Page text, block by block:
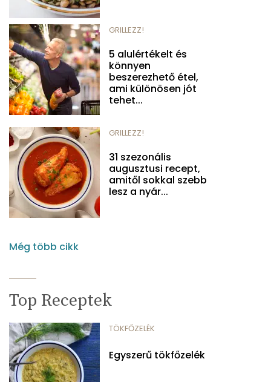
GRILLEZZ!
5 alulértékelt és
könnyen
beszerezhető étel,
ami különösen jót
tehet...
GRILLEZZ!
31 szezonális
augusztusi recept,
amitől sokkal szebb
lesz a nyár...
Még több cikk
Top Receptek
TÖKFŐZELÉK
Egyszerű tökfőzelék